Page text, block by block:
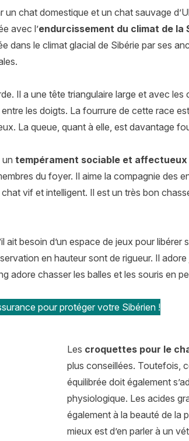
chat domestique et un chat sauvage
avec l’endurcissement du climat de la
dans le climat glacial de Sibérie par ses
Il a une tête triangulaire large et avec
les doigts. La fourrure de cette race
La queue, quant à elle, est davantage
tempérament sociable et affectueux
du foyer. Il aime la compagnie des
vif et intelligent. Il est un très bon
ait besoin d’un espace de jeux pour libérer
en hauteur sont de rigueur. Il
adore chasser les balles et les souris en
pour protéger votre Sibérien !
Les croquettes pour le
plus conseillées. Toutefois,
équilibrée doit également
physiologique. Les acides
également à la beauté de la
mieux est d’en parler à un